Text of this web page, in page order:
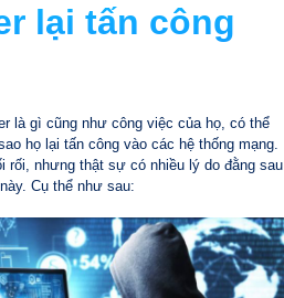
lại tấn công
là gì cũng như công việc của họ, có thể
họ lại tấn công vào các hệ thống mạng.
rối, nhưng thật sự có nhiều lý do đằng sau
Cụ thể như sau: